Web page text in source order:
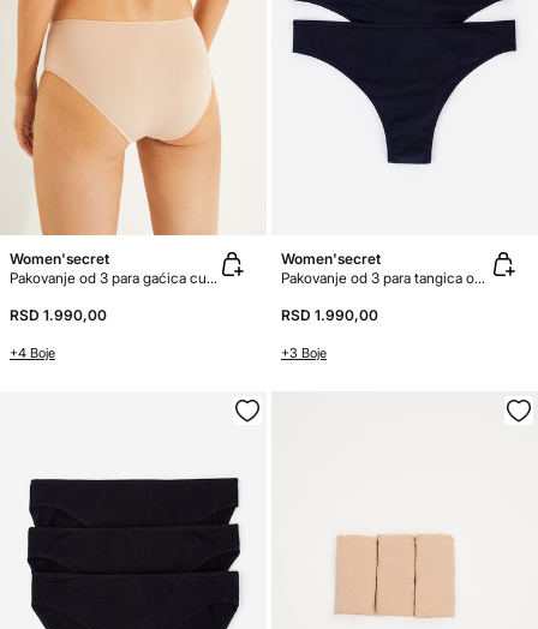
Women'secret
Pakovanje od 3 para gaćica culotte od mikrovlakna
RSD 1.990,00
+4 Boje
Women'secret
Pakovanje od 3 para tangica od mikrovlakna
RSD 1.990,00
+3 Boje